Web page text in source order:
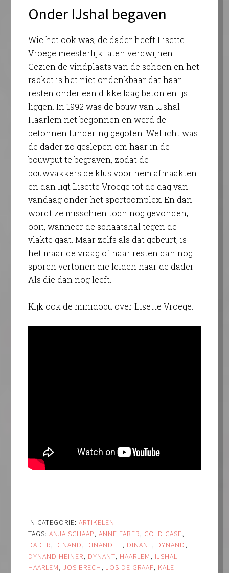
Onder IJshal begaven
Wie het ook was, de dader heeft Lisette
Vroege meesterlijk laten verdwijnen.
Gezien de vindplaats van de schoen en het
racket is het niet ondenkbaar dat haar
resten onder een dikke laag beton en ijs
liggen. In 1992 was de bouw van IJshal
Haarlem net begonnen en werd de
betonnen fundering gegoten. Wellicht was
de dader zo geslepen om haar in de
bouwput te begraven, zodat de
bouwvakkers de klus voor hem afmaakten
en dan ligt Lisette Vroege tot de dag van
vandaag onder het sportcomplex. En dan
wordt ze misschien toch nog gevonden,
ooit, wanneer de schaatshal tegen de
vlakte gaat. Maar zelfs als dat gebeurt, is
het maar de vraag of haar resten dan nog
sporen vertonen die leiden naar de dader.
Als die dan nog leeft.
Kijk ook de minidocu over Lisette Vroege:
IN CATEGORIE: ARTIKELEN
TAGS: ANJA SCHAAP, ANNE FABER, COLD CASE,
DADER, DINAND, DINAND H., DINANT, DYNAND,
DYNAND HEINER, DYNANT, HAARLEM, IJSHAL
HAARLEM, JOS BRECH, JOS DE GRAAF, KALE